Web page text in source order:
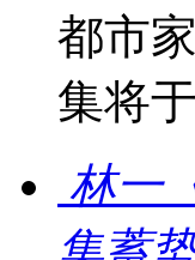
都市
集将
林一